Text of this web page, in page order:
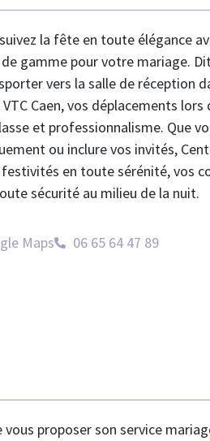
la fête en toute élégance
gamme pour votre mariage.
vers la salle de réception
VTC Caen, vos déplacements
et professionnalisme. Que
ou inclure vos invités,
en toute sérénité, vos
sécurité au milieu de la nuit.
Maps 06 65 64 47 89
vous proposer son service